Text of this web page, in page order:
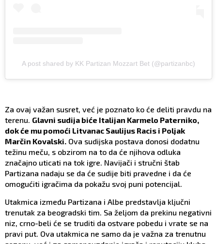
A post shared by KK Partizan Mozzart Bet (@partizanbc)
Za ovaj važan susret, već je poznato ko će deliti pravdu na
terenu. Glavni sudija biće Italijan Karmelo Paterniko,
dok će mu pomoći Litvanac Saulijus Racis i Poljak
Marčin Kovalski. Ova sudijska postava donosi dodatnu
težinu meču, s obzirom na to da će njihova odluka
značajno uticati na tok igre. Navijači i stručni štab
Partizana nadaju se da će sudije biti pravedne i da će
omogućiti igračima da pokažu svoj puni potencijal.
Utakmica između Partizana i Albe predstavlja ključni
trenutak za beogradski tim. Sa željom da prekinu negativni
niz, crno-beli će se truditi da ostvare pobedu i vrate se na
pravi put. Ova utakmica ne samo da je važna za trenutnu